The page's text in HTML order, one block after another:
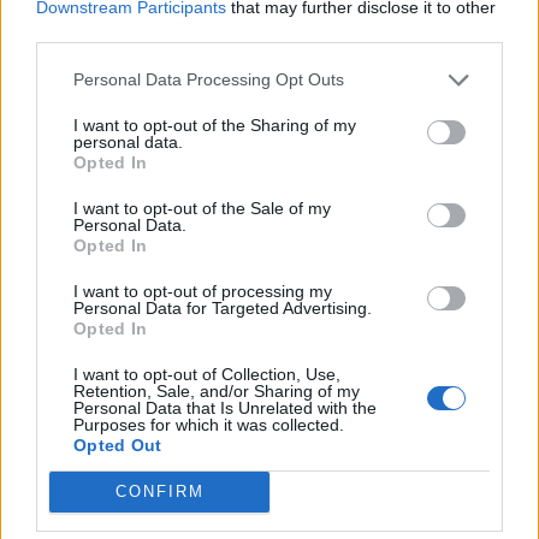
Downstream Participants that may further disclose it to other
Personal Data Processing Opt Outs
I want to opt-out of the Sharing of my
personal data.
Opted In
I want to opt-out of the Sale of my
Personal Data.
Opted In
I want to opt-out of processing my
Personal Data for Targeted Advertising.
Opted In
I want to opt-out of Collection, Use,
Retention, Sale, and/or Sharing of my
Personal Data that Is Unrelated with the
Purposes for which it was collected.
Opted Out
CONFIRM
όρισε στην υπόθεση που ζήταγε νέο τοπογραφικό
ήδη από τον Νοέμβρη του 2023, ο ίδιος υπέγραψε
τελικά την σύμβαση με εξωτερικό συνεργάτη για
2025 και αυτό μόνο μετά από την πίεση της
ΑΚΥΡΩΣΗΣ της οικοδομικής άδειας της ιδιώτη στο
Διοικητικό Εφετείο Πειραιά;
Το θέμα μας εδώ δεν είναι μόνο ότι να εκθέτουμε
την Δημοτική Αρχή, τον Δήμαρχο και τους
διάφορους Δημοτικούς Συμβούλους φαντάσματα
στην περιοχή μας, που δηλώνανε πέρυσι ότι
“κουράστηκαν με την υπόθεση Αφεντέλι”, απλώς
και μόνο με την παρουσίαση της αλήθειας.